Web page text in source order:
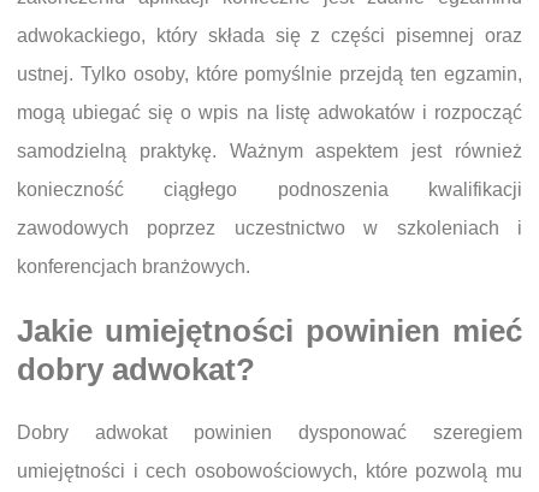
adwokackiego, który składa się z części pisemnej oraz
ustnej. Tylko osoby, które pomyślnie przejdą ten egzamin,
mogą ubiegać się o wpis na listę adwokatów i rozpocząć
samodzielną praktykę. Ważnym aspektem jest również
konieczność ciągłego podnoszenia kwalifikacji
zawodowych poprzez uczestnictwo w szkoleniach i
konferencjach branżowych.
Jakie umiejętności powinien mieć
dobry adwokat?
Dobry adwokat powinien dysponować szeregiem
umiejętności i cech osobowościowych, które pozwolą mu